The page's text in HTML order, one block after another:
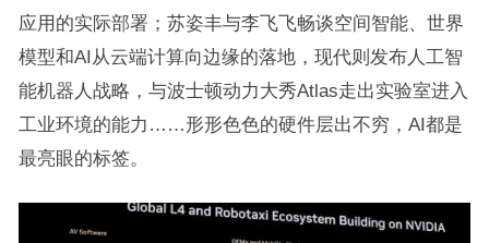
应用的实际部署；苏姿丰与李飞飞畅谈空间智能、世界
模型和AI从云端计算向边缘的落地，现代则发布人工智
能机器人战略，与波士顿动力大秀Atlas走出实验室进入
工业环境的能力……形形色色的硬件层出不穷，AI都是
最亮眼的标签。